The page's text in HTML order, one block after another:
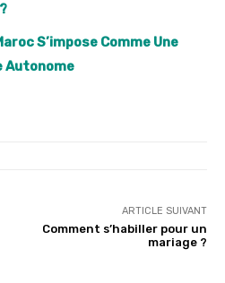
S’impose Comme Une
Autonome
ARTICLE SUIVANT
Comment s’habiller pour un
mariage ?